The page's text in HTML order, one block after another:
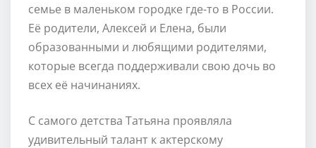
семье в маленьком городке где-то в России.
Её родители, Алексей и Елена, были
образованными и любящими родителями,
которые всегда поддерживали свою дочь во
всех её начинаниях.
С самого детства Татьяна проявляла
удивительный талант к актерскому